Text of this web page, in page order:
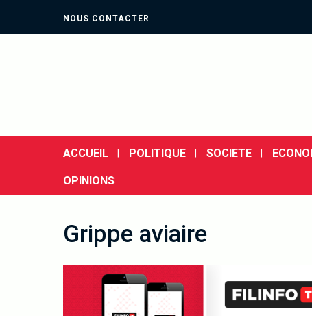
NOUS CONTACTER
ACCUEIL POLITIQUE SOCIETE
OPINIONS
Grippe aviaire